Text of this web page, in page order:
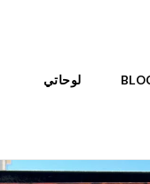
لوحاتي